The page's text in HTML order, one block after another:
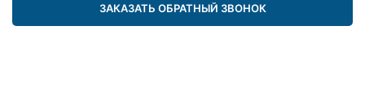
ЗАКАЗАТЬ ОБРАТНЫЙ ЗВОНОК